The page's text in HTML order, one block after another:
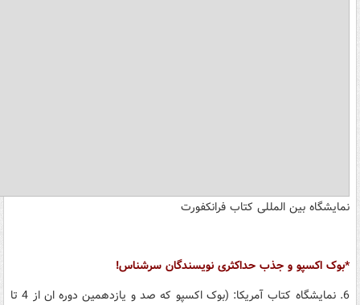
نمایشگاه بین المللی کتاب فرانکفورت
*بوک اکسپو و جذب حداکثری نویسندگان سرشناس!
6. نمایشگاه کتاب آمریکا: (بوک اکسپو که صد و یازدهمین دوره ان از 4 تا